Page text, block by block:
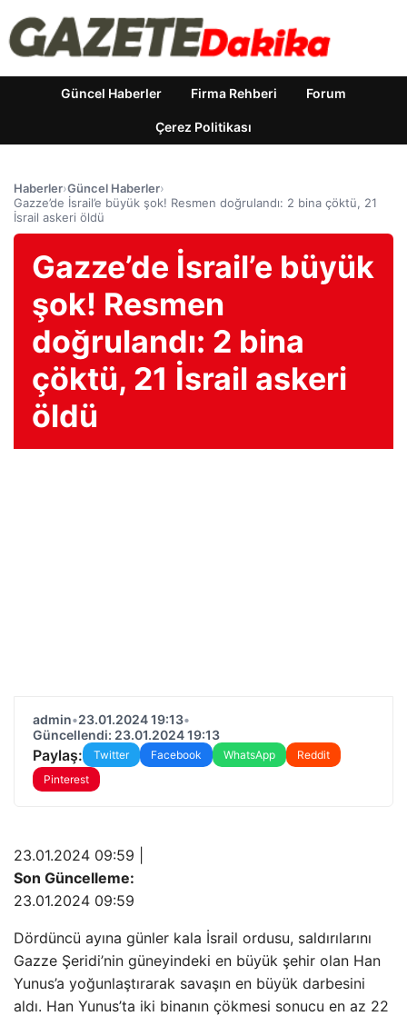
Güncel Haberler Firma Rehberi Forum
Çerez Politikası
Haberler›Güncel Haberler›
Gazze’de İsrail’e büyük şok! Resmen doğrulandı: 2 bina çöktü, 21
İsrail askeri öldü
Gazze’de İsrail’e büyük
şok! Resmen
doğrulandı: 2 bina
çöktü, 21 İsrail askeri
öldü
admin•23.01.2024 19:13•
Güncellendi: 23.01.2024 19:13
Paylaş: Twitter Facebook WhatsApp
Reddit
Pinterest
23.01.2024 09:59 |
Son Güncelleme:
23.01.2024 09:59
Dördüncü ayına günler kala İsrail ordusu, saldırılarını
Gazze Şeridi’nin güneyindeki en büyük şehir olan Han
Yunus’a yoğunlaştırarak savaşın en büyük darbesini
aldı. Han Yunus’ta iki binanın çökmesi sonucu en az 22